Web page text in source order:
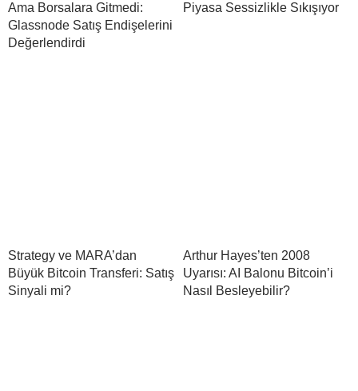
Ama Borsalara Gitmedi:
Glassnode Satış Endişelerini
Değerlendirdi
Piyasa Sessizlikle Sıkışıyor
Strategy ve MARA’dan
Büyük Bitcoin Transferi: Satış
Sinyali mi?
Arthur Hayes’ten 2008
Uyarısı: AI Balonu Bitcoin’i
Nasıl Besleyebilir?